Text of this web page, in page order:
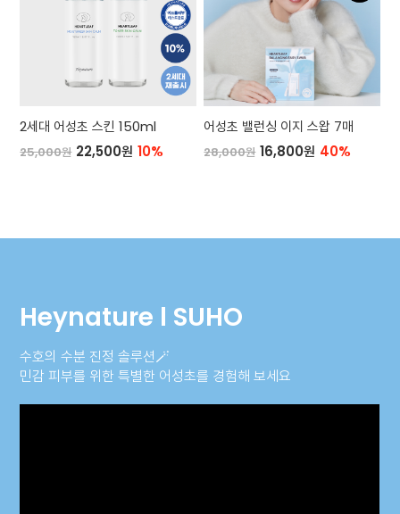
2세대 어성초 스킨 150ml
25,000원 22,500원 10%
어성초 밸런싱 이지 스왑 7매
28,000원 16,800원 40%
Heynature l SUHO
수호의 수분 진정 솔루션🪄
민감 피부를 위한 특별한 어성초를 경험해 보세요